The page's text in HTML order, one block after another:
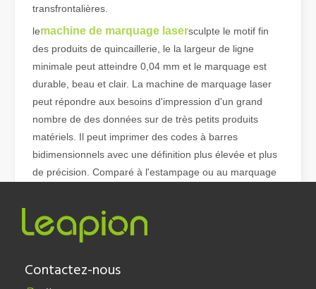
Comment choisir votre partenaire de travail : machine de découpe laser
La découpe laser du métal est une méthode de précision
transfrontalières.
lemachine de marquage lasersculpte le motif fin
des produits de quincaillerie, le la largeur de ligne
minimale peut atteindre 0,04 mm et le marquage est
durable, beau et clair. La machine de marquage laser
peut répondre aux besoins d'impression d'un grand
nombre de des données sur de très petits produits
matériels. Il peut imprimer des codes à barres
bidimensionnels avec une définition plus élevée et plus
de précision. Comparé à l'estampage ou au marquage
puissants avantages fonctionnels.
Contactez-nous